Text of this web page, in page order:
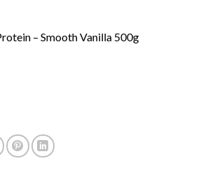
。 – Smooth Vanilla 500g